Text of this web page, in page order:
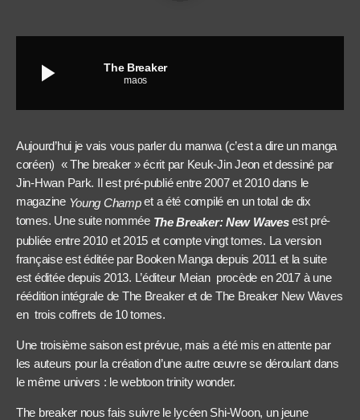
play_arrow The Breaker
maos
Aujourd’hui je vais vous parler du manwa (c’est a dire un manga
coréen) « The breaker » écrit par Keuk-Jin Jeon et dessiné par
Jin-Hwan Park. Il est pré-publié entre 2007 et 2010 dans le
magazine Young Champet a été compilé en un total de dix
tomes. Une suite nommée The Breaker: New Wavesest pré-
publiée entre 2010 et 2015 et compte vingt tomes. La version
française est éditée par Booken Manga depuis 2011 et la suite
est éditée depuis 2013. L’éditeur Meian procède en 2017 à une
réédition intégrale de The Breaker et de The Breaker New Waves
en trois coffrets de 10 tomes.
Une troisième saison est prévue, mais a été mis en attente par
les auteurs pour la création d’une autre œuvre se déroulant dans
le même univers : le webtoon trinity wonder.
The breaker nous fais suivre le lycéen Shi-Woon, un jeune